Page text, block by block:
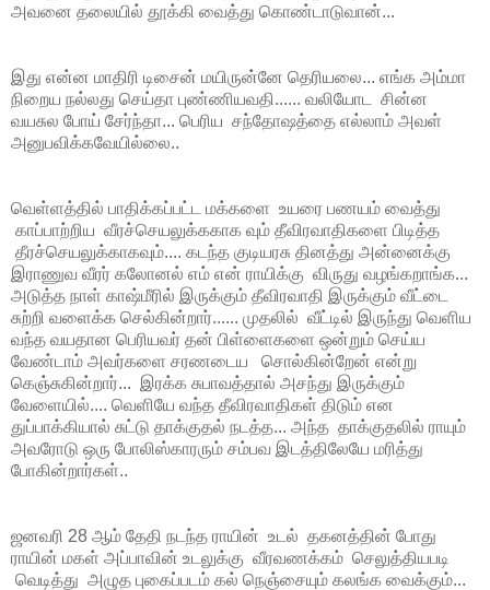
அவனை தலையில் தூக்கி வைத்து கொண்டாடுவான்...
இது என்ன மாதிரி டிசைன் மயிருன்னே தெரியலை... எங்க அம்மா
நிறைய நல்லது செய்தா புண்ணியவதி...... வலியோட சின்ன
வயசுல போய் சேர்ந்தா... பெரிய சந்தோஷத்தை எல்லாம் அவள்
அனுபவிக்கவேயில்லை..
வெள்ளத்தில் பாதிக்கப்பட்ட மக்களை உயரை பணயம் வைத்து
காப்பாற்றிய வீரச்செயலுக்ககாக வும் தீவிரவாதிகளை பிடித்த
தீரச்செயலுக்காகவும்.... கடந்த குடியரசு தினத்து அன்னைக்கு
இராணுவ வீரர் கலோனல் எம் என் ராயிக்கு விருது வழங்கறாங்க...
அடுத்த நாள் காஷ்மீரில் இருக்கும் தீவிரவாதி இருக்கும் வீட்டை
சுற்றி வளைக்க செல்கின்றார்...... முதலில் வீட்டில் இருந்து வெளிய
வந்த வயதான பெரியவர் தன் பிள்ளைகளை ஒன்றும் செய்ய
வேண்டாம் அவர்களை சரணடைய சொல்கின்றேன் என்று
கெஞ்சுகின்றார்... இரக்க சுபாவத்தால் அசந்து இருக்கும்
வேளையில்.... வெளியே வந்த தீவிரவாதிகள் திடும் என
துப்பாக்கியால் சுட்டு தாக்குதல் நடத்த... அந்த தாக்குதலில் ராயும்
அவரோடு ஒரு போலிஸ்காரரும் சம்பவ இடத்திலேயே மரித்து
போகின்றார்கள்..
ஜனவரி 28 ஆம் தேதி நடந்த ராயின் உடல் தகனத்தின் போது
ராயின் மகள் அப்பாவின் உடலுக்கு வீரவணக்கம் செலுத்தியபடி
வெடித்து அழுத புகைப்படம் கல் நெஞ்சையும் கலங்க வைக்கும்...